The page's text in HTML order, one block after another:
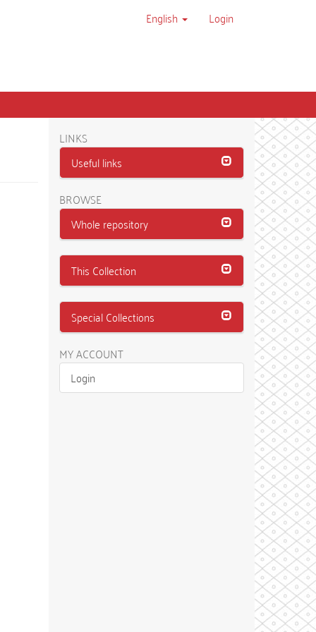
English Login
LINKS
Useful links
BROWSE
Whole repository
This Collection
Special Collections
MY ACCOUNT
Login